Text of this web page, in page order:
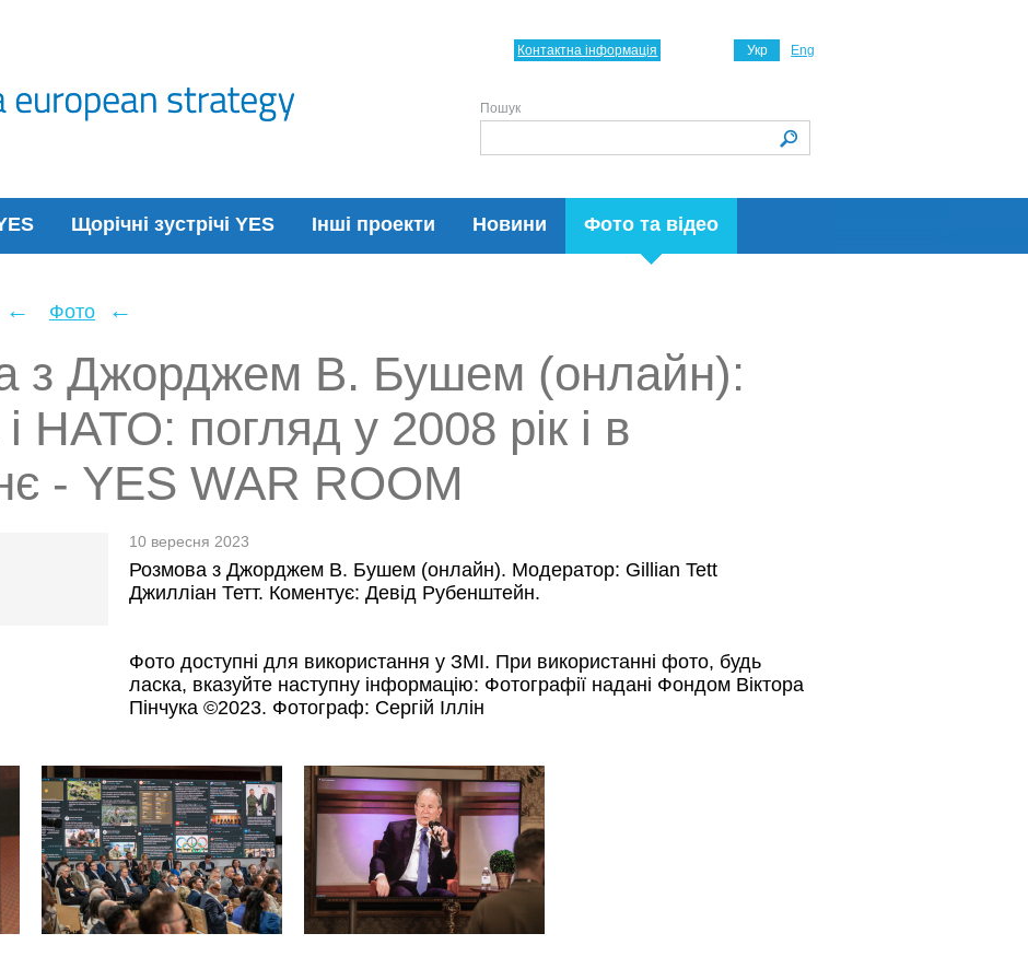
Щорічні зустрічі YES Інші проекти Новини Фото та відео
Укр Eng
Контактна інформація
Пошук
← Фото ←
з Джорджем В. Бушем (онлайн):
і НАТО: погляд у 2008 рік і в
- YES WAR ROOM
10 вересня 2023
Розмова з Джорджем В. Бушем (онлайн). Модератор: Gillian Tett
Джилліан Тетт. Коментує: Девід Рубенштейн.
Фото доступні для використання у ЗМІ. При використанні фото, будь
ласка, вказуйте наступну інформацію: Фотографії надані Фондом Віктора
Пінчука ©2023. Фотограф: Сергій Іллін